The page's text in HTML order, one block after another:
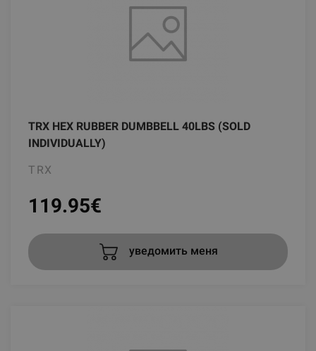
TRX HEX RUBBER DUMBBELL 40LBS (SOLD
INDIVIDUALLY)
TRX
119.95€
уведомить меня